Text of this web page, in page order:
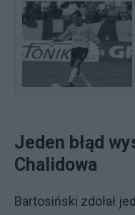
Jeden błąd
Chalidowa
Bartosiński zdołał